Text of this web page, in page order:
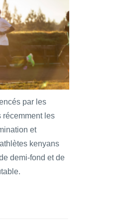
par les
récemment les
et
kenyans
demi-fond et de